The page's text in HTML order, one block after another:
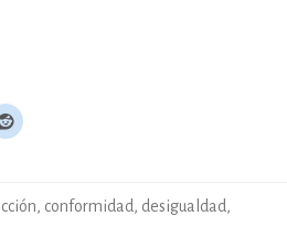
, conformidad , desigualdad ,